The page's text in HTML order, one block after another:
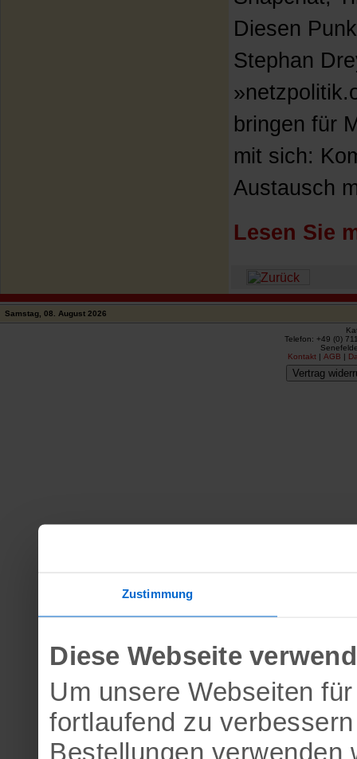
Zustimmung
Diese Webseite
Um unsere Webseiten
fortlaufend zu
Bestellungen
Diesen
Stephan
bringen für
mit sich:
Austausch
Lesen Sie
Samstag, 08. August 2026
Telefon: +49 (0)
Kontakt |AGB |
Vertrag